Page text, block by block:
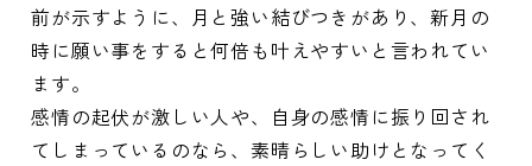
前が示すように、月と強い結びつきがあり、新月の
時に願い事をすると何倍も叶えやすいと言われてい
ます。
感情の起伏が激しい人や、自身の感情に振り回され
てしまっているのなら、素晴らしい助けとなってく